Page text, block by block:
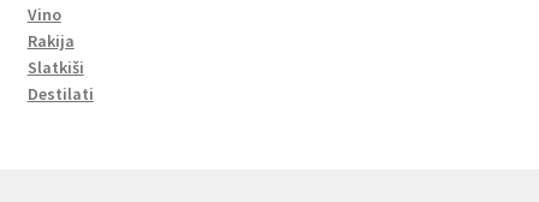
Vino
Rakija
Slatkiši
Destilati